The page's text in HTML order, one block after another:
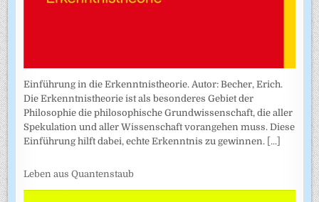
Einführung in die Erkenntnistheorie. Autor: Becher, Erich.
Die Erkenntnistheorie ist als besonderes Gebiet der
Philosophie die philosophische Grundwissenschaft, die aller
Spekulation und aller Wissenschaft vorangehen muss. Diese
Einführung hilft dabei, echte Erkenntnis zu gewinnen. [...]
Leben aus Quantenstaub